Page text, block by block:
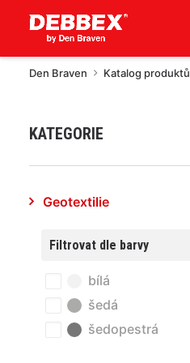
Den Braven Katalog produktů
KATEGORIE
Geotextilie
Filtrovat dle barvy
bílá
šedá
šedopestrá